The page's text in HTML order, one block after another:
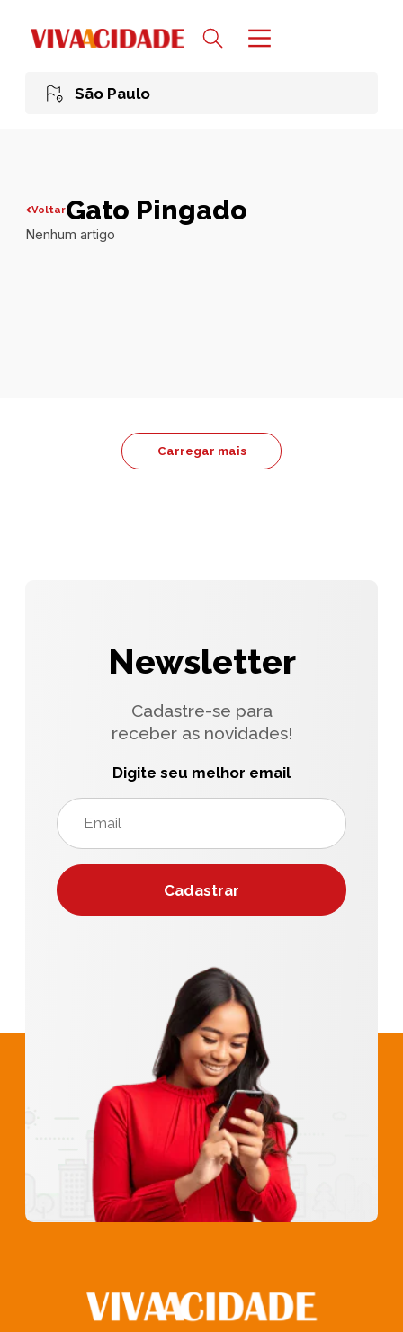
São Paulo
VoltarGato Pingado
Nenhum artigo
Carregar mais
Newsletter
Cadastre-se para
receber as novidades!
Digite seu melhor email